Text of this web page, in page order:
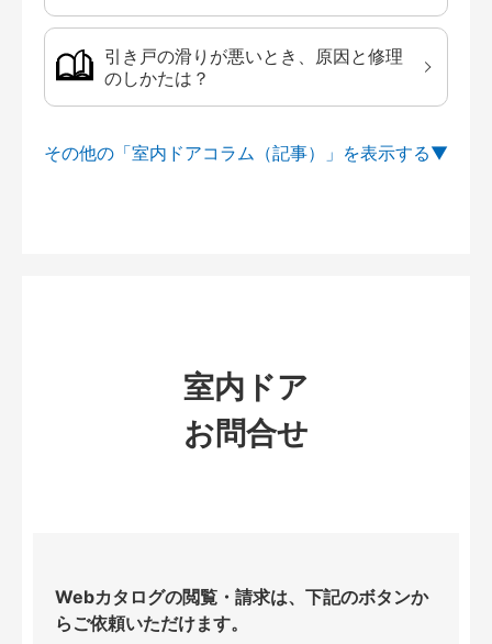
引き戸の滑りが悪いとき、原因と修理
のしかたは？
その他の「室内ドアコラム（記事）」を
室内ドア
お問合せ
Webカタログの閲覧・請求は、下記のボタンか
らご依頼いただけます。